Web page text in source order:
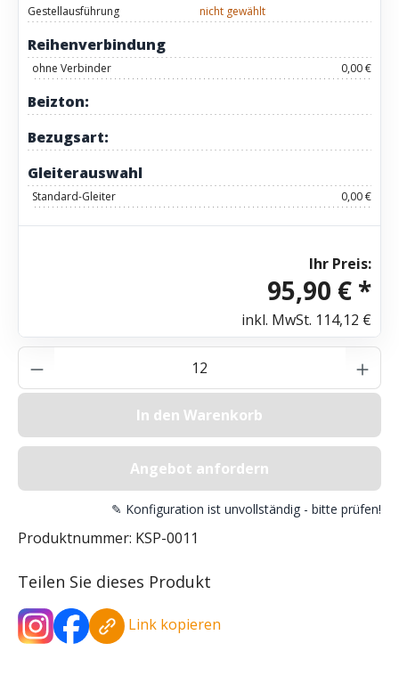
Gestellausführung nicht gewählt
Reihenverbindung
ohne Verbinder 0,00 €
Beizton:
Bezugsart:
Gleiterauswahl
Standard-Gleiter 0,00 €
Ihr Preis:
95,90 € *
inkl. MwSt. 114,12 €
Produkt Anzahl: Gib den gewünschten
In den Warenkorb
Angebot anfordern
✎ Konfiguration ist unvollständig - bitte prüfen!
Produktnummer: KSP-0011
Teilen Sie dieses Produkt
Link kopieren